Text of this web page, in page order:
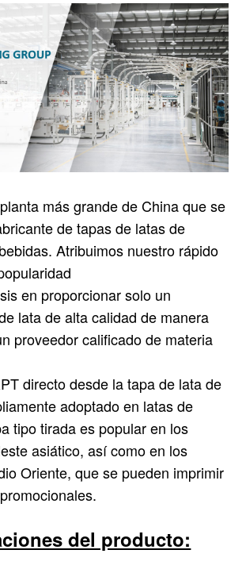
más grande de China que se
de tapas de latas de
Atribuimos nuestro rápido
en proporcionar solo un
lata de alta calidad de manera
proveedor calificado de materia
directo desde la tapa de lata de
adoptado en latas de
tipo tirada es popular en los
asiático, así como en los
Oriente, que se pueden imprimir
del producto: